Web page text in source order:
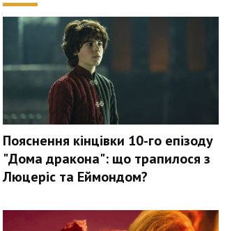
Пояснення кінцівки 10-го епізоду
"Дома дракона": що трапилося з
Люцеріс та Еймондом?